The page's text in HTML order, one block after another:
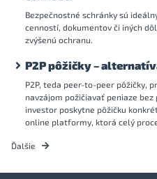
Bezpečnostné schránky sú
cenností, dokumentov či iných
zvýšenú ochranu.
P2P pôžičky –
P2P, teda peer-to-peer pôžičky,
navzájom požičiavať peniaze
investor poskytne pôžičku
online platformy, ktorá celý
Ďalšie